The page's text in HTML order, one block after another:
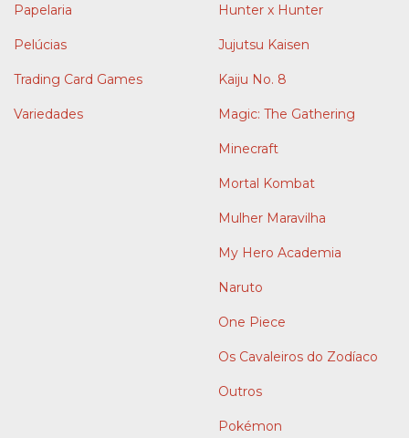
Papelaria
Pelúcias
Trading Card Games
Variedades
Hunter x Hunter
Jujutsu Kaisen
Kaiju No. 8
Magic: The Gathering
Minecraft
Mortal Kombat
Mulher Maravilha
My Hero Academia
Naruto
One Piece
Os Cavaleiros do Zodíaco
Outros
Pokémon